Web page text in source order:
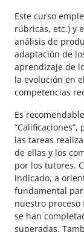
Este curso
rúbricas, etc.) y
análisis de
adaptación de
aprendizaje de
la evolución en
competencias
Es
las tareas
de ellas y los
por los tutores.
indicado, a
fundamental
nuestro proceso
se han
superadas.